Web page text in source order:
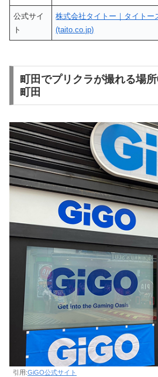
公式サイ
ト
株式会社タイトー｜タイトー
(taito.co.jp)
町田でプリクラが撮れる場
町田
引用:GiGO公式サイト